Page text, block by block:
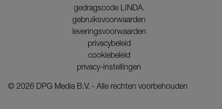
gedragscode LINDA.
gebruiksvoorwaarden
leveringsvoorwaarden
privacybeleid
cookiebeleid
privacy-instellingen
© 2026 DPG Media B.V. - Alle rechten voorbehouden